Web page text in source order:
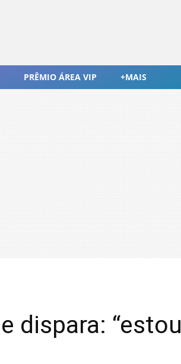
PRÊMIO ÁREA VIP +MAIS
dispara: “estou